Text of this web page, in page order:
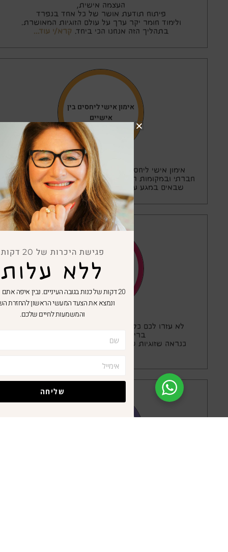
העצמה אישית,
פיתוח תודעת אושר של כל אחד בנפרד
ולימוד חומר יקר ערך על עולם הזוגיות המאושרת.
בתהליך הזה אנחנו הכי ביחד.קרא/י עוד…
אימון אישי ליחסים בין
אישיים
אימון אישי ליחסים קצר טווח מועיל ומקדם בכל מעגל
חברתי ובמקומות העבודה של רוב השכירים וגם העצמאיים
שבאים במגע עם לקוחות פוטנציאליים. קרא/י עוד…
מפגשים
לא עזרו לכם כל היועצים והמטפלים לזוגיות מקדמת,
בריאה, מוצלחת או מנצחת?
כנראה שזוגיות שואפת להיות יותר מהכל
פגישת היכרות של 20 דקות
ללא עלות
20 דקות של כנות בגובה העיניים. נבין איפה אתם תקועים,
ונמצא את הצעד המעשי הראשון להחזרת השקט
והמשמעות לחיים שלכם.